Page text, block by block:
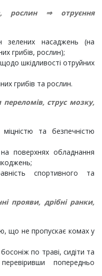
рослин ⇒отруєння
зелених насаджень (на
грибів, рослин);
шкідливості отруйних
грибів та рослин.
переломів, струс мозку,
міцністю та безпечністю
на поверхнях обладнання
спортивного та
прояви, дрібні ранки,
що не пропускає комах у
по траві, сидіти та
попередньо